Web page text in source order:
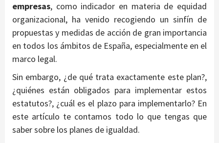
empresas, como indicador en materia de equidad
organizacional, ha venido recogiendo un sinfín de
propuestas y medidas de acción de gran importancia
en todos los ámbitos de España, especialmente en el
marco legal.
Sin embargo, ¿de qué trata exactamente este plan?,
¿quiénes están obligados para implementar estos
estatutos?, ¿cuál es el plazo para implementarlo? En
este artículo te contamos todo lo que tengas que
saber sobre los planes de igualdad.